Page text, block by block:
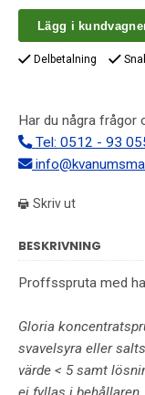
Lägg i
Delbetalning
Har du några frågor
Tel: 0512 - 93
Skriv ut
BESKRIVNING
Proffsspruta med
Gloria
svavelsyra eller
värde < 5 samt